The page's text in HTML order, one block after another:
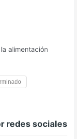
alimentación
redes sociales